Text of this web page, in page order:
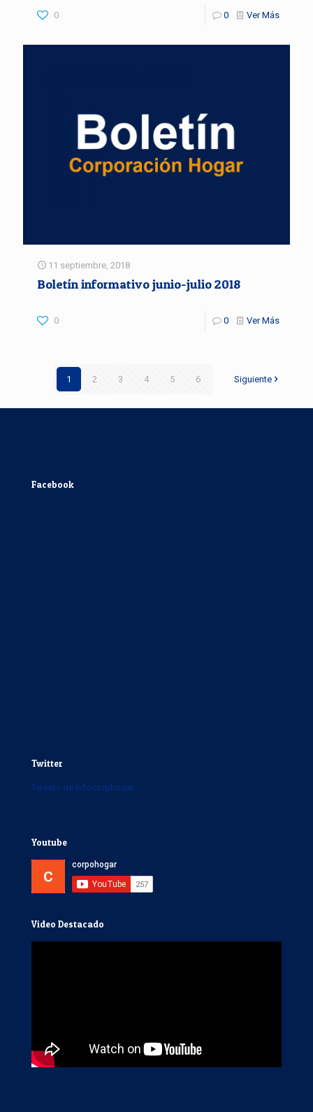
0 0 Ver Más
11 septiembre, 2018
Boletín informativo junio-julio 2018
0 0 Ver Más
1 2 3 4 5 6 Siguiente
Facebook
Twitter
Tweets de Infocorphogar
Youtube
Video Destacado